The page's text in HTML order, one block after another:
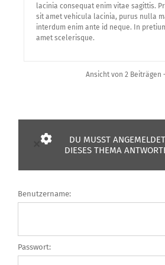
lacinia consequat enim vitae sagittis.
sit amet vehicula lacinia, purus nulla
interdum enim ante id neque. In
amet scelerisque.
Ansicht von 2 Beiträgen
DU MUSST
DIESES THEMA
Benutzername:
Passwort: